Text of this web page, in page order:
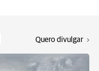
Quero divulgar